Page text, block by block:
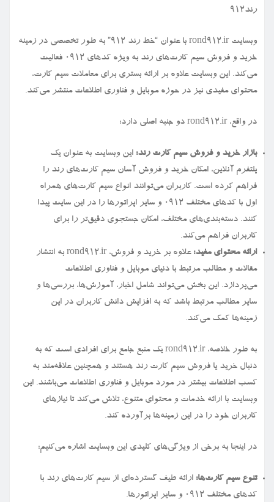
رند912
وبسایت rond912.ir با عنوان “خط رند ۹۱۲” به طور تخصصی در زمینه
خرید و فروش سیم کارت‌های رند به ویژه کدهای ۰۹۱۲ فعالیت
می‌کند. این وبسایت علاوه بر ارائه بستری برای معاملات سیم کارت،
محتوای مفیدی نیز در حوزه موبایل و فناوری اطلاعات منتشر می‌کند.
در واقع، rond912.ir دو جنبه اصلی دارد:
بازار خرید و فروش سیم کارت رند: این وبسایت به عنوان یک
پلتفرم آنلاین، امکان خرید و فروش آسان سیم کارت‌های رند را
فراهم کرده است. کاربران می‌توانند انواع سیم کارت‌های همراه
اول با کدهای مختلف ۰۹۱۲ و سایر اپراتورها را در این سایت پیدا
کنند. دسته‌بندی‌های مختلف، امکان جستجوی دقیق‌تر را برای
کاربران فراهم می‌کند.
ارائه محتوای مفید:
علاوه بر خرید و فروش، rond912.ir به انتشار
مقالات و مطالب مرتبط با دنیای موبایل و فناوری اطلاعات
می‌پردازد. این بخش می‌تواند شامل اخبار، آموزش‌ها، بررسی‌ها و
سایر مطالب مرتبط باشد که به افزایش دانش کاربران در این
زمینه‌ها کمک می‌کند.
به طور خلاصه، rond912.ir یک منبع جامع برای افرادی است که به
دنبال خرید یا فروش سیم کارت رند هستند و همچنین علاقه‌مند به
کسب اطلاعات بیشتر در مورد موبایل و فناوری اطلاعات می‌باشند. این
وبسایت با ارائه خدمات و محتوای متنوع، تلاش می‌کند تا نیازهای
کاربران خود را در این زمینه‌ها برآورده کند.
در اینجا به برخی از ویژگی‌های کلیدی این وبسایت اشاره می‌کنیم:
تنوع سیم کارت‌ها: ارائه طیف گسترده‌ای از سیم کارت‌های رند با
کدهای مختلف ۰۹۱۲ و سایر اپراتورها.